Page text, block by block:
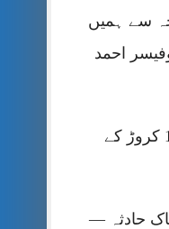
سے ہمیں
احمد
کلرسیداں ڈکیتی‘ڈاکو1 کروڑ کے
حادثہ —